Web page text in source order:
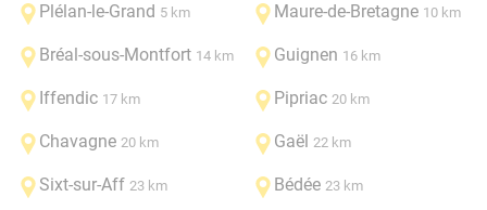
Plélan-le-Grand 5 km Maure-de-Bretagne 10 km
Bréal-sous-Montfort 14 km Guignen 16 km
Iffendic 17 km Pipriac 20 km
Chavagne 20 km Gaël 22 km
Sixt-sur-Aff 23 km Bédée 23 km